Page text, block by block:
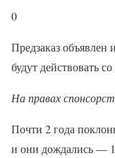
0
Предзаказ объявлен
будут действовать
На правах
Почти 2 года
и они дождались —